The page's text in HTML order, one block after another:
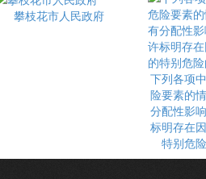
攀枝花市人民政府
下列各项
险要素的
分配性影
标明存在
特别危